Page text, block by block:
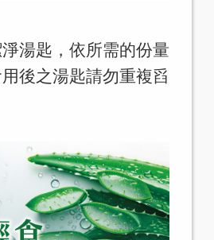
湯匙，依所需的份量
後之湯匙請勿重複舀